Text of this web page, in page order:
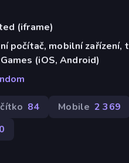
(iframe)
počítač, mobilní zařízení,
(iOS, Android)
84 Mobile 2 369